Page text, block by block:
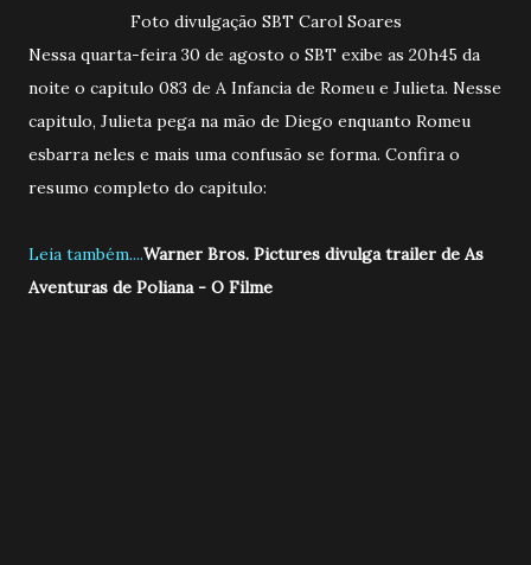
Foto divulgação SBT Carol Soares
Nessa quarta-feira 30 de agosto o SBT exibe as 20h45 da
noite o capitulo 083 de A Infancia de Romeu e Julieta. Nesse
capitulo, Julieta pega na mão de Diego enquanto Romeu
esbarra neles e mais uma confusão se forma. Confira o
resumo completo do capitulo:
Leia também....Warner Bros. Pictures divulga trailer de As
Aventuras de Poliana - O Filme